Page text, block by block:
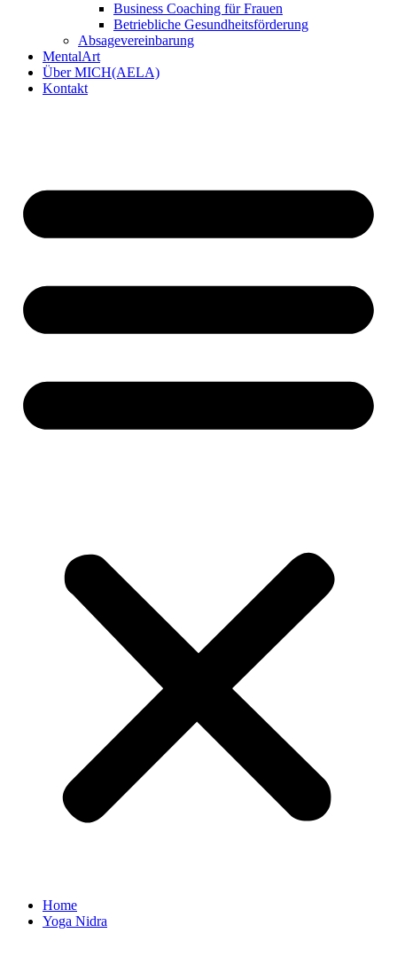
Business Coaching für Frauen
Betriebliche Gesundheitsförderung
Absagevereinbarung
MentalArt
Über MICH(AELA)
Kontakt
Home
Yoga Nidra